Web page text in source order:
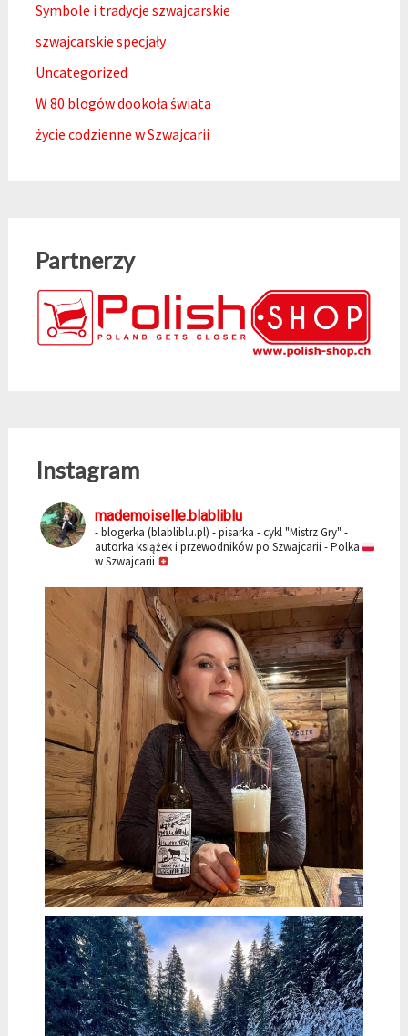
Symbole i tradycje szwajcarskie
szwajcarskie specjały
Uncategorized
W 80 blogów dookoła świata
życie codzienne w Szwajcarii
Partnerzy
Instagram
mademoiselle.blabliblu
- blogerka (blabliblu.pl) - pisarka - cykl "Mistrz Gry" -
autorka książek i przewodników po Szwajcarii - Polka
w Szwajcarii